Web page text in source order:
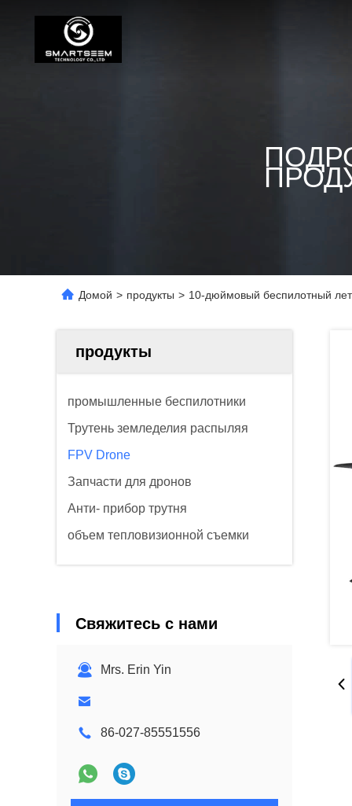
Домой > продукты > 10-дюймовый беспилотный
продукты
промышленные беспилотники
Трутень земледелия распыляя
FPV Drone
Запчасти для дронов
Анти- прибор трутня
объем тепловизионной съемки
Свяжитесь с нами
Mrs. Erin Yin
86-027-85551556